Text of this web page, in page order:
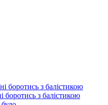
з балістикою